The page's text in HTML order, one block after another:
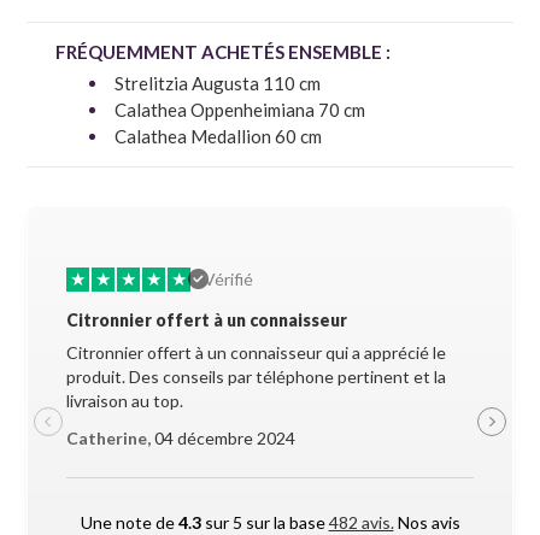
FRÉQUEMMENT ACHETÉS ENSEMBLE :
Strelitzia Augusta 110 cm
Calathea Oppenheimiana 70 cm
Calathea Medallion 60 cm
★ ★ ★ ★ ★
Vérifié
Citronnier offert à un connaisseur
Citronnier offert à un connaisseur qui a apprécié le
produit. Des conseils par téléphone pertinent et la
livraison au top.
Catherine,04 décembre 2024
Une note de4.3sur 5 sur la base482 avis.Nos avis